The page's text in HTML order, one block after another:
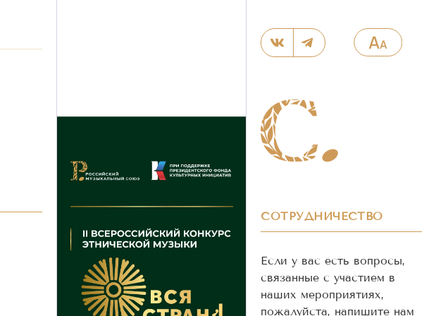
СОТРУДНИЧЕСТВО
Если у вас есть вопросы,
связанные с участием в
наших мероприятиях,
пожалуйста, напишите нам